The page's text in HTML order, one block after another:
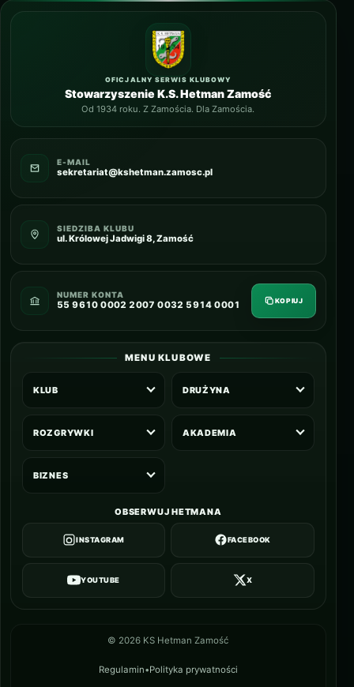
OFICJALNY SERWIS KLUBOWY
Stowarzyszenie K.S. Hetman Zamość
Od 1934 roku. Z Zamościa. Dla Zamościa.
E-MAIL
sekretariat@kshetman.zamosc.pl
SIEDZIBA KLUBU
ul. Królowej Jadwigi 8, Zamość
NUMER KONTA
55 9610 0002 2007 0032 5914 0001 KOPIUJ
MENU KLUBOWE
KLUB DRUŻYNA
ROZGRYWKI AKADEMIA
BIZNES
OBSERWUJ HETMANA
INSTAGRAM FACEBOOK
YOUTUBE X
© 2026 KS Hetman Zamość
Regulamin•Polityka prywatności